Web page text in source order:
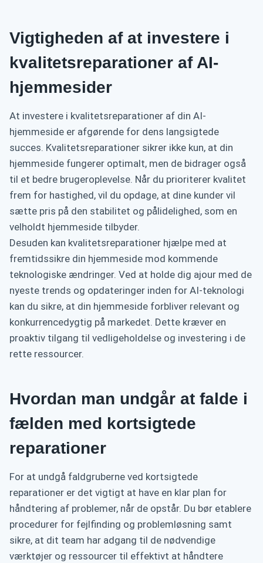
Vigtigheden af at investere i
kvalitetsreparationer af AI-
hjemmesider
At investere i kvalitetsreparationer af din AI-
hjemmeside er afgørende for dens langsigtede
succes. Kvalitetsreparationer sikrer ikke kun, at din
hjemmeside fungerer optimalt, men de bidrager også
til et bedre brugeroplevelse. Når du prioriterer kvalitet
frem for hastighed, vil du opdage, at dine kunder vil
sætte pris på den stabilitet og pålidelighed, som en
velholdt hjemmeside tilbyder.
Desuden kan kvalitetsreparationer hjælpe med at
fremtidssikre din hjemmeside mod kommende
teknologiske ændringer. Ved at holde dig ajour med de
nyeste trends og opdateringer inden for AI-teknologi
kan du sikre, at din hjemmeside forbliver relevant og
konkurrencedygtig på markedet. Dette kræver en
proaktiv tilgang til vedligeholdelse og investering i de
rette ressourcer.
Hvordan man undgår at falde i
fælden med kortsigtede
reparationer
For at undgå faldgruberne ved kortsigtede
reparationer er det vigtigt at have en klar plan for
håndtering af problemer, når de opstår. Du bør etablere
procedurer for fejlfinding og problemløsning samt
sikre, at dit team har adgang til de nødvendige
værktøjer og ressourcer til effektivt at håndtere